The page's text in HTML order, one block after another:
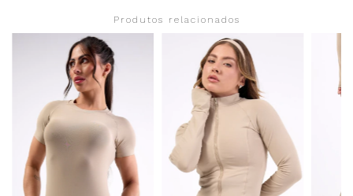
Produtos relacionados